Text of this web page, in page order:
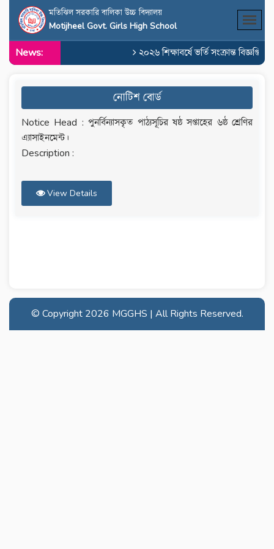
মতিঝিল সরকারি বালিকা উচ্চ বিদ্যালয়
Motijheel Govt. Girls High School
News: ২০২৬ শিক্ষাবর্ষে ভর্তি সংক্রান্ত বিজ্ঞপ্তি
নোটিশ বোর্ড
Notice Head : পুনর্বিন্যাসকৃত পাঠ্যসূচির ষষ্ঠ সপ্তাহের ৬ষ্ঠ শ্রেণির
এ্যাসাইনমেন্ট।
Description :
View Details
© Copyright 2026 MGGHS | All Rights Reserved.